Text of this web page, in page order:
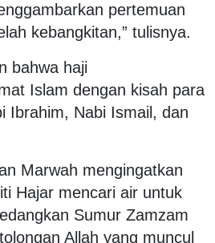
pertemuan
kebangkitan,” tulisnya.
bahwa haji
Islam dengan kisah para
Ibrahim, Nabi Ismail, dan
Marwah mengingatkan
Hajar mencari air untuk
Sumur Zamzam
Allah yang muncul